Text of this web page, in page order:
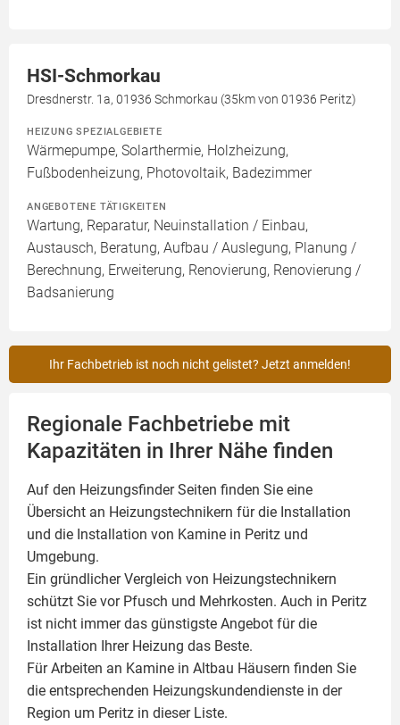
HSI-Schmorkau
Dresdnerstr. 1a, 01936 Schmorkau (35km von 01936 Peritz)
HEIZUNG SPEZIALGEBIETE
Wärmepumpe, Solarthermie, Holzheizung,
Fußbodenheizung, Photovoltaik, Badezimmer
ANGEBOTENE TÄTIGKEITEN
Wartung, Reparatur, Neuinstallation / Einbau,
Austausch, Beratung, Aufbau / Auslegung, Planung /
Berechnung, Erweiterung, Renovierung, Renovierung /
Badsanierung
Ihr Fachbetrieb ist noch nicht gelistet? Jetzt anmelden!
Regionale Fachbetriebe mit
Kapazitäten in Ihrer Nähe finden
Auf den Heizungsfinder Seiten finden Sie eine
Übersicht an Heizungstechnikern für die Installation
und die Installation von Kamine in Peritz und
Umgebung.
Ein gründlicher Vergleich von Heizungstechnikern
schützt Sie vor Pfusch und Mehrkosten. Auch in Peritz
ist nicht immer das günstigste Angebot für die
Installation Ihrer Heizung das Beste.
Für Arbeiten an Kamine in Altbau Häusern finden Sie
die entsprechenden Heizungskundendienste in der
Region um Peritz in dieser Liste.